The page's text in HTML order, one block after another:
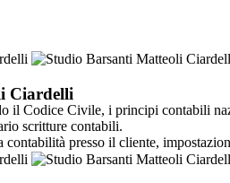
Ciardelli
il Codice Civile, i principi contabili
scritture contabili.
presso il cliente,